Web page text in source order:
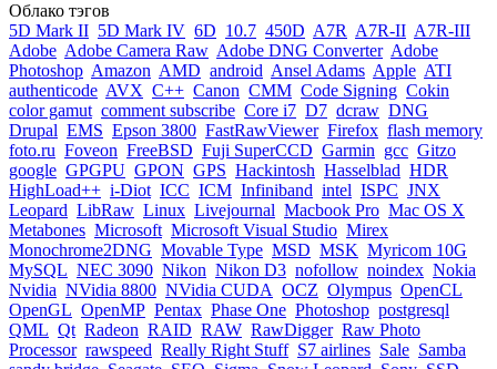
Облако тэгов
5D Mark II 5D Mark IV 6D 10.7 450D A7R A7R-II A7R-III
Adobe Adobe Camera Raw Adobe DNG Converter Adobe
Photoshop Amazon AMD android Ansel Adams Apple ATI
authenticode AVX C++ Canon CMM Code Signing Cokin
color gamut comment subscribe Core i7 D7 dcraw DNG
Drupal EMS Epson 3800 FastRawViewer Firefox flash memory
foto.ru Foveon FreeBSD Fuji SuperCCD Garmin gcc Gitzo
google GPGPU GPON GPS Hackintosh Hasselblad HDR
HighLoad++ i-Diot ICC ICM Infiniband intel ISPC JNX
Leopard LibRaw Linux Livejournal Macbook Pro Mac OS X
Metabones Microsoft Microsoft Visual Studio Mirex
Monochrome2DNG Movable Type MSD MSK Myricom 10G
MySQL NEC 3090 Nikon Nikon D3 nofollow noindex Nokia
Nvidia NVidia 8800 NVidia CUDA OCZ Olympus OpenCL
OpenGL OpenMP Pentax Phase One Photoshop postgresql
QML Qt Radeon RAID RAW RawDigger Raw Photo
Processor rawspeed Really Right Stuff S7 airlines Sale Samba